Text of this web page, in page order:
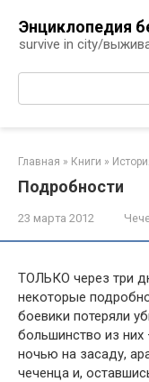
контенту
Энциклопедия
survive in city/
Поиск:
Главная » Книги »
Подробности
23 марта 2012
ТОЛЬКО через три
некоторые
боевики потеряли
большинство из
ночью на засаду,
чеченца и,